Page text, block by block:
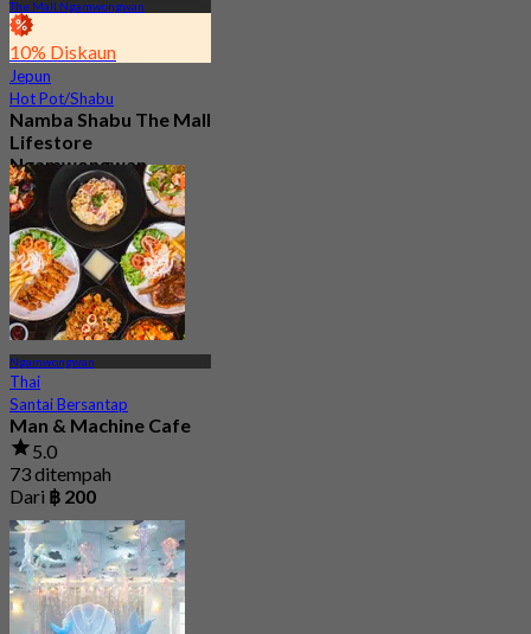
The Mall Ngamwongwan
10% Diskaun
Jepun
Hot Pot/Shabu
Namba Shabu The Mall
Lifestore
Ngamwongwan
4.8
43 ditempah
Dari฿ 268
Ngamwongwan
Thai
Santai Bersantap
Man & Machine Cafe
5.0
73 ditempah
Dari ฿ 200